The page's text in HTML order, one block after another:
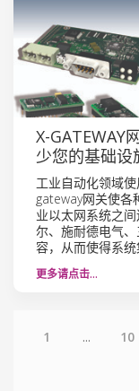
X-GATEWAY
少您的基础设
工业自动化领域
gateway网关使各
业以太网系统之
尔、施耐德电气
容，从而使得系统
更多请点击…
1 ... 10